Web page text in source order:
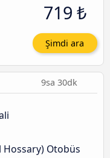
719 ₺
Şimdi ara
9sa 30dk
Hossary) Otobüs